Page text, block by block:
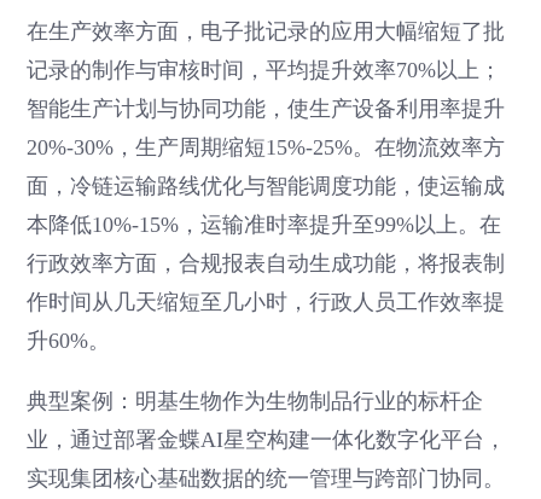
在生产效率方面，电子批记录的应用大幅缩短了批
记录的制作与审核时间，平均提升效率70%以上；
智能生产计划与协同功能，使生产设备利用率提升
20%-30%，生产周期缩短15%-25%。在物流效率方
面，冷链运输路线优化与智能调度功能，使运输成
本降低10%-15%，运输准时率提升至99%以上。在
行政效率方面，合规报表自动生成功能，将报表制
作时间从几天缩短至几小时，行政人员工作效率提
升60%。
典型案例：明基生物作为生物制品行业的标杆企
业，通过部署金蝶AI星空构建一体化数字化平台，
实现集团核心基础数据的统一管理与跨部门协同。